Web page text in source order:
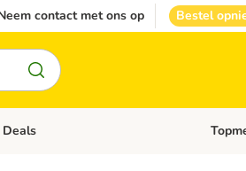
contact met ons op Bestel
Overige huisdieren
Deals Open